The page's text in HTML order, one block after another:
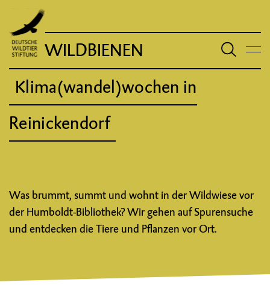
WILDBIENEN
Klima(wandel)wochen in
Reinickendorf
Was brummt, summt und wohnt in der Wildwiese vor
der Humboldt-Bibliothek? Wir gehen auf Spurensuche
und entdecken die Tiere und Pflanzen vor Ort.